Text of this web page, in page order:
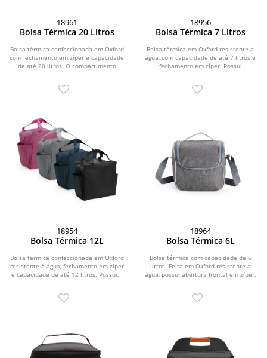
18961
Bolsa Térmica 20 Litros
Bolsa térmica confeccionada em Oxford
com fechamento em zíper e capacidade
de até 20 litros. O compartimento
18956
Bolsa Térmica 7 Litros
Bolsa térmica em Oxford resistente à
água, com capacidade de até 7 litros e
fechamento em zíper. Possui
18954
Bolsa Térmica 12L
Bolsa térmica confeccionada em Oxford
resistente à água, fechamento em zíper
e capacidade de até 12 litros. Possui...
18964
Bolsa Térmica 6L
Bolsa térmica com capacidade de 6
litros. Feita em Oxford resistente à
água, possui abertura frontal em zíper,